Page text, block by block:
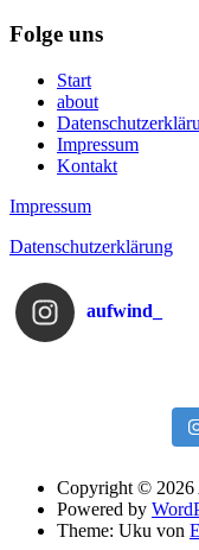
Folge uns
Start
about
Impressum
Kontakt
Impressum
Datenschutzerklärung
aufwind_
Copyright ©
Powered by
Theme: Uku von